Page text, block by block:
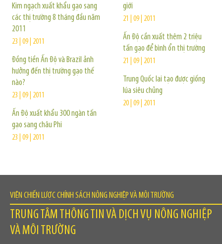
Kim ngạch xuất khẩu gạo sang
các thị trường 8 tháng đầu năm
2011
23 | 09 | 2011
Đồng tiền Ấn Độ và Brazil ảnh
hưởng đến thị trường gạo thế
nào?
23 | 09 | 2011
Ấn Độ xuất khẩu 300 ngàn tấn
gạo sang châu Phi
23 | 09 | 2011
giới
21 | 09 | 2011
Ấn Độ cần xuất thêm 2 triệu
tấn gạo để bình ổn thị trường
21 | 09 | 2011
Trung Quốc lai tạo được giống
lúa siêu chủng
20 | 09 | 2011
VIỆN CHIẾN LƯỢC CHÍNH SÁCH NÔNG NGHIỆP VÀ MÔI TRƯỜNG
TRUNG TÂM THÔNG TIN VÀ DỊCH VỤ NÔNG NGHIỆP
VÀ MÔI TRƯỜNG